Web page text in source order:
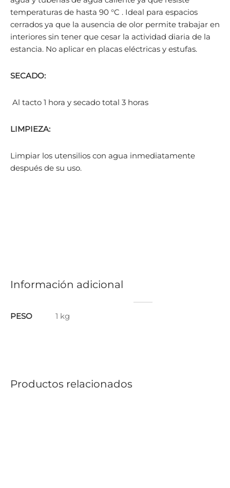
temperaturas de hasta 90 °C . Ideal para espacios
cerrados ya que la ausencia de olor permite trabajar en
interiores sin tener que cesar la actividad diaria de la
estancia. No aplicar en placas eléctricas y estufas.
SECADO:
Al tacto 1 hora y secado total 3 horas
LIMPIEZA:
Limpiar los utensilios con agua inmediatamente
después de su uso.
Información adicional
PESO 1 kg
Productos relacionados